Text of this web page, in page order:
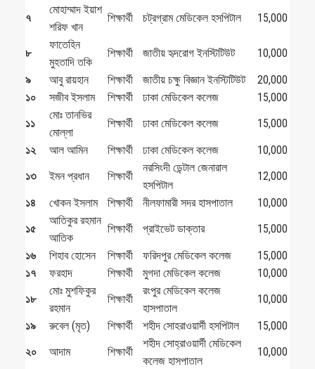
৭
মোহাম্মাদ ইয়াশ
শরিফ খান
শিক্ষার্থী চট্রগ্রাম মেডিকেল হসপিটাল 15,000
৮
ফাতেহিন
মুহতাদি তকি
শিক্ষার্থী জাতীয় হৃদরোগ ইনস্টিটিউট
10,000
৯
আবু রায়হান শিক্ষার্থী জাতীয় চক্ষু বিজ্ঞান ইনস্টিটিউট
20,000
১০
সজীব ইসলাম শিক্ষার্থী ঢাকা মেডিকেল কলেজ
15,000
১১
মোঃ তানভির
মোল্লা
শিক্ষার্থী ঢাকা মেডিকেল কলেজ
15,000
১২
আল আমিন শিক্ষার্থী ঢাকা মেডিকেল কলেজ
10,000
১৩
ইমন প্রধান শিক্ষার্থী
নরসিংদী ডেন্টাল জেনারাল
হসপিটাল
12,000
১৪
খোকন ইসলাম শিক্ষার্থী নীলফামারী সদর হাসপাতাল
10,000
১৫
আতিকুর রহমান
আতিক
শিক্ষার্থী প্রাইভেট ডাক্তার
15,000
১৬
শিহাব হোসেন শিক্ষার্থী ফরিদপুর মেডিকেল কলেজ
15,000
১৭
ফরহাদ শিক্ষার্থী মুগদা মেডিকেল কলেজ
10,000
১৮
মোঃ মুশফিকুর
রহমান
শিক্ষার্থী
রংপুর মেডিকেল কলেজ
হাসপাতাল
10,000
১৯
রুবেল (মৃত) শিক্ষার্থী শহীদ সোহরাওয়ার্দী হসপিটাল
15,000
২০
আদাম শিক্ষার্থী
শহীদ সোহ্‌রাওয়ার্দী মেডিকেল
কলেজ হাসপাতাল
10,000